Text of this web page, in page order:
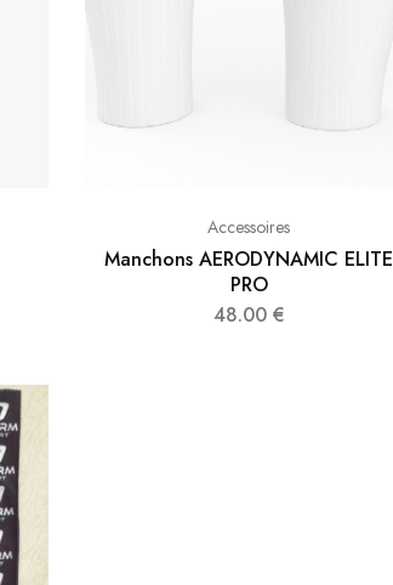
Accessoires
Manchons AERODYNAMIC ELITE
PRO
48.00 €